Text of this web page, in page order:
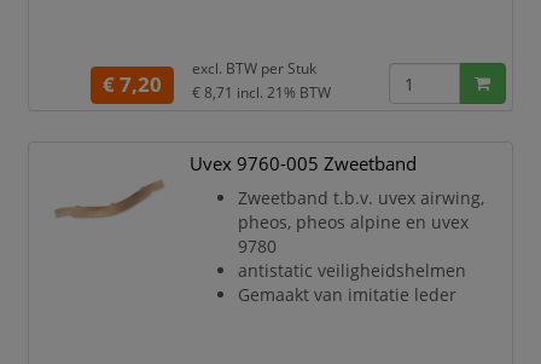
€ 7,20
excl. BTW per Stuk
€ 8,71 incl. 21% BTW
Uvex 9760-005 Zweetband
Zweetband t.b.v. uvex airwing,
pheos, pheos alpine en uvex
9780
antistatic veiligheidshelmen
Gemaakt van imitatie leder